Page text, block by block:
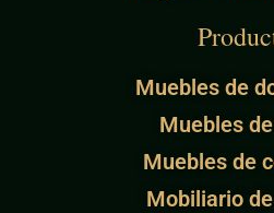
Muebles de
Muebles
Muebles de
Mobiliario